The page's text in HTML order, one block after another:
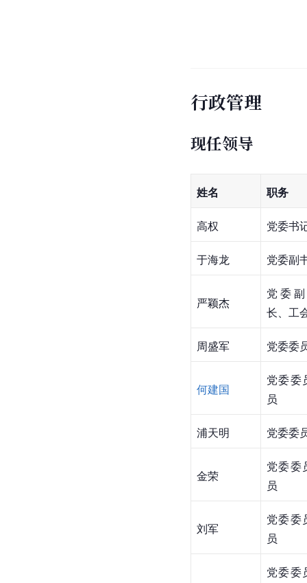
行政管理
现任领导
姓名 职务
高权 党委书
于海龙 党委副
严颖杰
党委
长、工
周盛军 党委委
何建国
党委委
员
浦天明 党委委
金荣
党委委
员
刘军
党委委
员
党委委